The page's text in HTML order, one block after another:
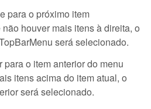
para o próximo item
houver mais itens à direita, o
será selecionado.
para o item anterior do menu
itens acima do item atual, o
será selecionado.